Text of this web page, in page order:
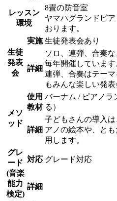
レッスン
環境
8畳の防音室
ヤマハグランドピ
おります。
生徒
発表
会
実施 生徒発表会あり
詳細
ソロ、連弾、合奏
毎年開催しています
連弾、合奏はテー
もみんな楽しい発
メソ
ッド
使用
教材
バーナム / ピアノラ
る）
詳細
子どもさんの導入
アノの絵本や、と
用します。
グレ
ード
(音楽
能力
検定)
対応 グレード対応
詳細